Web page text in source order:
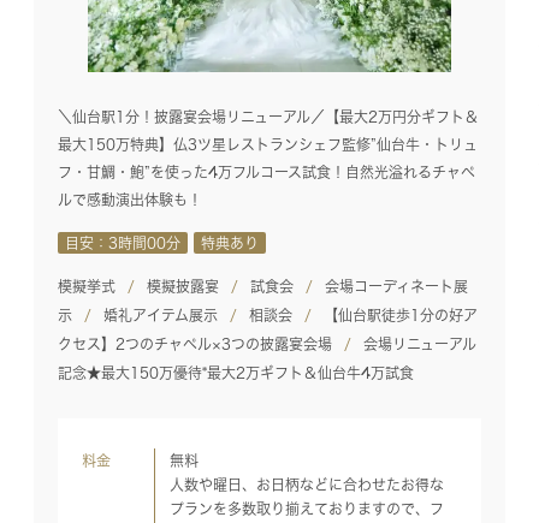
＼仙台駅1分！披露宴会場リニューアル／【最大2万円分ギフト＆
最大150万特典】仏3ツ星レストランシェフ監修”仙台牛・トリュ
フ・甘鯛・鮑”を使った4万フルコース試食！自然光溢れるチャペ
ルで感動演出体験も！
目安：3時間00分 特典あり
模擬挙式 模擬披露宴 試食会
会場コーディネート展
示
婚礼アイテム展示 相談会
【仙台駅徒歩1分の好ア
クセス】2つのチャペル×3つの披露宴会場
会場リニューアル
記念★最大150万優待*最大2万ギフト＆仙台牛4万試食
料金
無料
人数や曜日、お日柄などに合わせたお得な
プランを多数取り揃えておりますので、フ